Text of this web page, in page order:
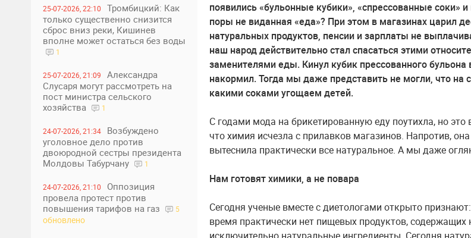
25-07-2026, 22:10
Тромбицкий: Как
только существенно снизится
сброс вниз реки, Кишинев
вполне может остаться без воды
1
25-07-2026, 21:09
Александра
Слусаря могут рассмотреть на
пост министра сельского
хозяйства
1
24-07-2026, 21:34
Возбуждено
уголовное дело против
двоюродной сестры президента
Молдовы Табурчану
1
24-07-2026, 21:10
Оппозиция
провела протест против
повышения тарифов на газ
5
обновлено
появились «бульонные кубики», «спрессованные соки»
поры не виданная «еда»? При этом в магазинах царил
натуральных продуктов, пенсии и зарплаты не
наш народ действительно стал спасаться этими
заменителями еды. Кинул кубик прессованного
накормил. Тогда мы даже представить не могли, что
какими соками угощаем детей.
С годами мода на брикетированную еду поутихла, но это
что химия исчезла с прилавков магазинов. Напротив,
вытеснила практически все натуральное. А мы даже
Нам готовят химики, а не повара
Сегодня ученые вместе с диетологами открыто
время практически нет пищевых продуктов, содержащих